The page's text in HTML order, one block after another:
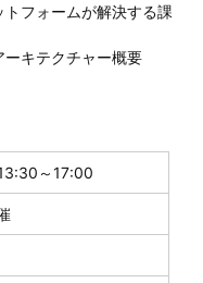
フォームが解決する課
キテクチャー概要
～17:00